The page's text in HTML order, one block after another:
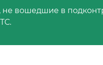
не вошедшие в